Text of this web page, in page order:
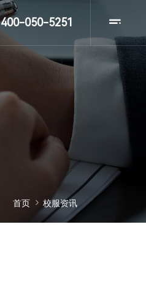
400-050-5251 
首页  校服资讯